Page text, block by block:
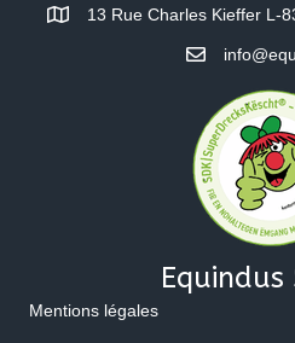
13 Rue Charles Kieffer L-
Equindus
Mentions légales